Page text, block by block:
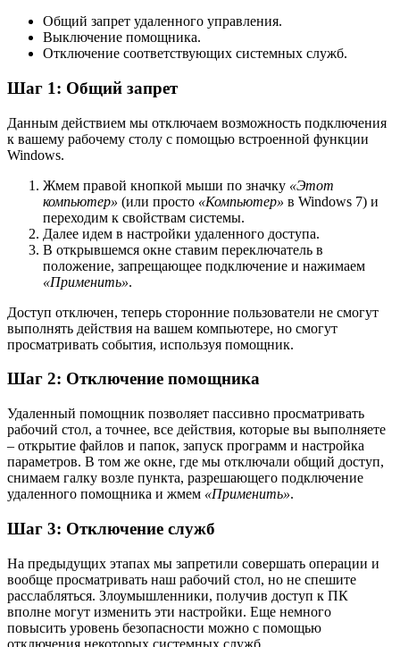
Общий запрет удаленного управления.
Выключение помощника.
Отключение соответствующих системных служб.
Шаг 1: Общий запрет
Данным действием мы отключаем возможность подключения
к вашему рабочему столу с помощью встроенной функции
Windows.
Жмем правой кнопкой мыши по значку «Этот
компьютер» (или просто «Компьютер» в Windows 7) и
переходим к свойствам системы.
Далее идем в настройки удаленного доступа.
В открывшемся окне ставим переключатель в
положение, запрещающее подключение и нажимаем
«Применить».
Доступ отключен, теперь сторонние пользователи не смогут
выполнять действия на вашем компьютере, но смогут
просматривать события, используя помощник.
Шаг 2: Отключение помощника
Удаленный помощник позволяет пассивно просматривать
рабочий стол, а точнее, все действия, которые вы выполняете
– открытие файлов и папок, запуск программ и настройка
параметров. В том же окне, где мы отключали общий доступ,
снимаем галку возле пункта, разрешающего подключение
удаленного помощника и жмем «Применить».
Шаг 3: Отключение служб
На предыдущих этапах мы запретили совершать операции и
вообще просматривать наш рабочий стол, но не спешите
расслабляться. Злоумышленники, получив доступ к ПК
вполне могут изменить эти настройки. Еще немного
повысить уровень безопасности можно с помощью
отключения некоторых системных служб.